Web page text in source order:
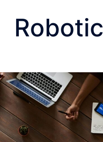
Robotic